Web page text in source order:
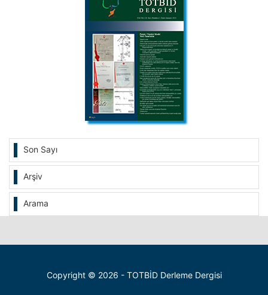
Son Sayı
Arşiv
Arama
Copyright © 2026 - TOTBİD Derleme Dergisi